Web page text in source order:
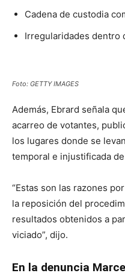
Cadena de custodia
Irregularidades dentro
Foto: GETTY IMAGES
Además, Ebrard señala
acarreo de votantes,
los lugares donde se
temporal e injustificada
“Estas son las razones
la reposición del
resultados obtenidos a
viciado”, dijo.
En la denuncia